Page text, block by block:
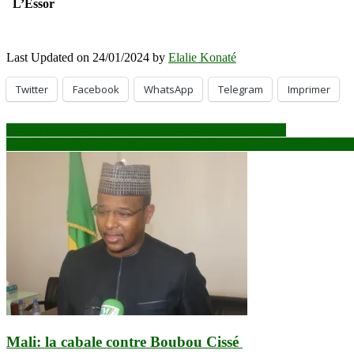
L’Essor
Last Updated on 24/01/2024 by Elalie Konaté
Twitter Facebook WhatsApp Telegram Imprimer
Navigation
de
Mali: la cabale contre Boubou Cissé